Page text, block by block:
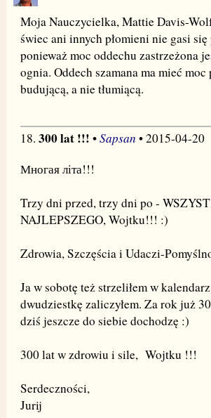
Moja Nauczycielka, Mattie Davis-
świec ani innych płomieni nie gasi
ponieważ moc oddechu zastrzeżona
ognia. Oddech szamana ma mieć
budującą, a nie tłumiącą.
18. 300 lat !!! •Sapsan • 2015-04-20
Многая літа!!!
Trzy dni przed, trzy dni po -
NAJLEPSZEGO, Wojtku!!! :)
Zdrowia, Szczęścia i Udaczi-
Ja w sobotę też strzeliłem w
dwudziestkę zaliczyłem. Za rok już
dziś jeszcze do siebie dochodzę :)
300 lat w zdrowiu i sile, Wojtku !!!
Serdeczności,
Jurij